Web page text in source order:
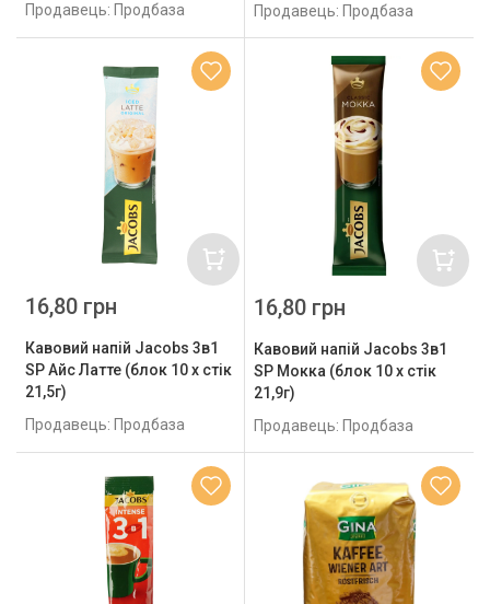
Продавець: Продбаза
Продавець: Продбаза
Кавовий напій Jacobs 3в1
SP Айс Латте (блок 10 х стік
21,5г)
Продавець: Продбаза
16,80 грн
Кавовий напій Jacobs 3в1
SP Мокка (блок 10 х стік
21,9г)
Продавець: Продбаза
16,80 грн